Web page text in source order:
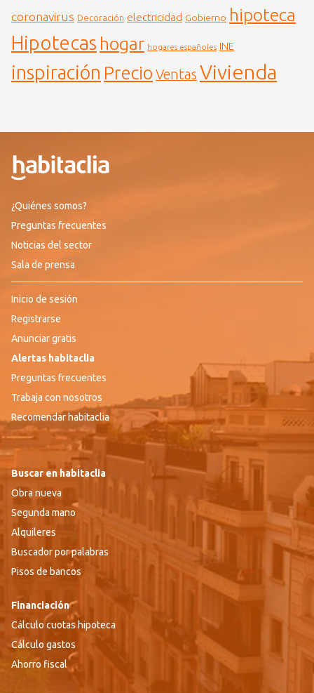
coronavirus Decoración electricidad Gobierno hipoteca
Hipotecas hogar hogares españoles INE
inspiración Precio Ventas Vivienda
¿Quiénes somos?
Preguntas frecuentes
Noticias del sector
Sala de prensa
Inicio de sesión
Registrarse
Anunciar gratis
Alertas habitaclia
Preguntas frecuentes
Trabaja con nosotros
Recomendar habitaclia
Buscar en habitaclia
Obra nueva
Segunda mano
Alquileres
Buscador por palabras
Pisos de bancos
Financiación
Cálculo cuotas hipoteca
Cálculo gastos
Ahorro fiscal